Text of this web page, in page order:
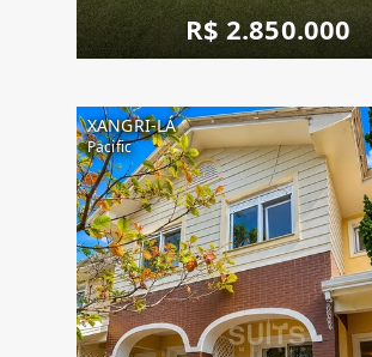
R$ 2.850.000
XANGRI-LÁ
Pacific